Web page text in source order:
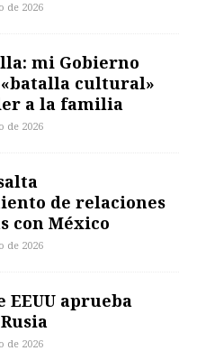
de 2026
mi Gobierno
cultural»
a la familia
de 2026
de relaciones
con México
de 2026
EEUU aprueba
de 2026